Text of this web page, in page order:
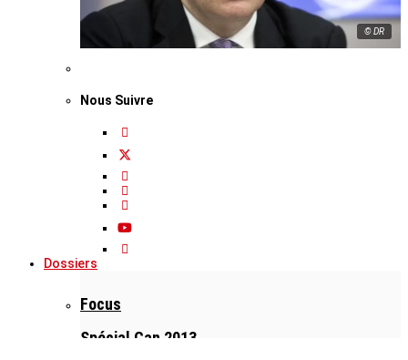
© DR
Nous Suivre
Dossiers
Focus
Spécial Can 2013